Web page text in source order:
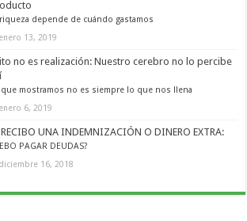
riqueza depende de cuándo gastamos
enero 13, 2019
no es realización: Nuestro cerebro no lo percibe
que mostramos no es siempre lo que nos llena
enero 6, 2019
UNA INDEMNIZACIÓN O DINERO EXTRA:
PAGAR DEUDAS?
diciembre 16, 2018